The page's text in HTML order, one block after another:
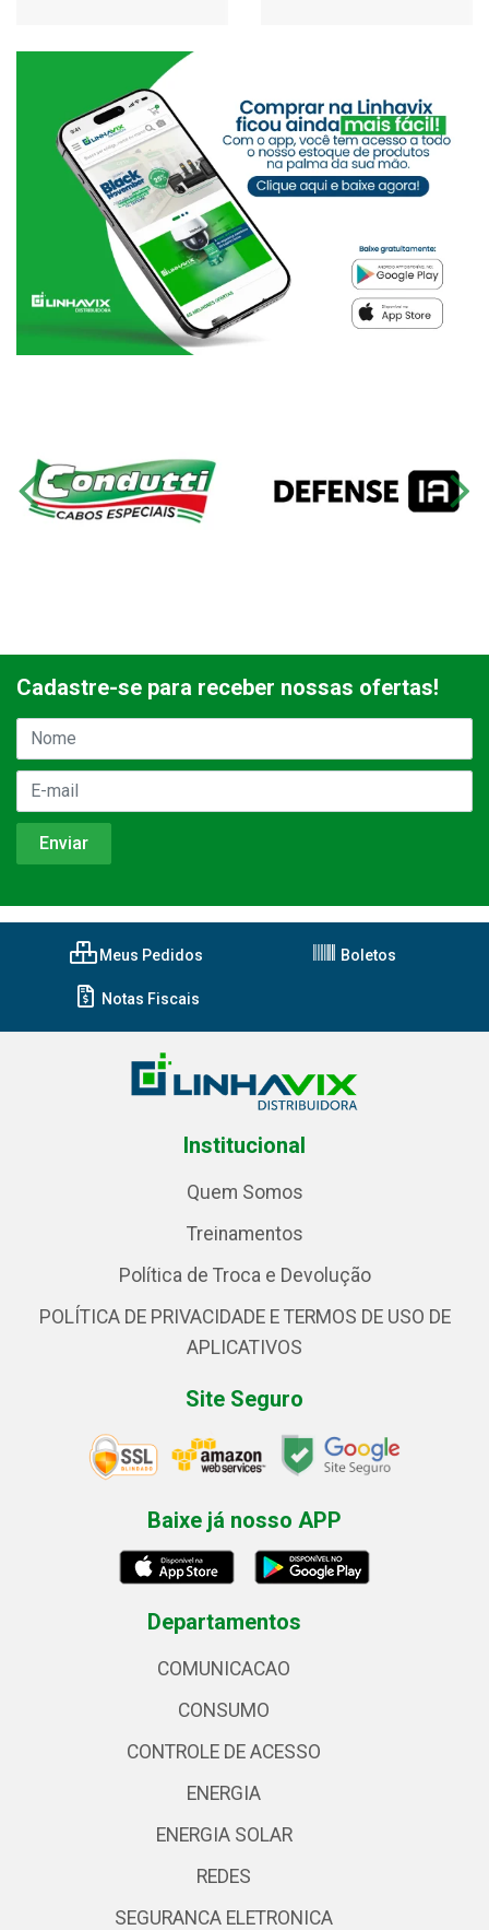
Cadastre-se para receber nossas ofertas!
Meus Pedidos Boletos
Notas Fiscais
Institucional
Quem Somos
Treinamentos
Política de Troca e Devolução
POLÍTICA DE PRIVACIDADE E TERMOS DE USO DE
APLICATIVOS
Site Seguro
Baixe já nosso APP
Departamentos
COMUNICACAO
CONSUMO
CONTROLE DE ACESSO
ENERGIA
ENERGIA SOLAR
REDES
SEGURANCA ELETRONICA